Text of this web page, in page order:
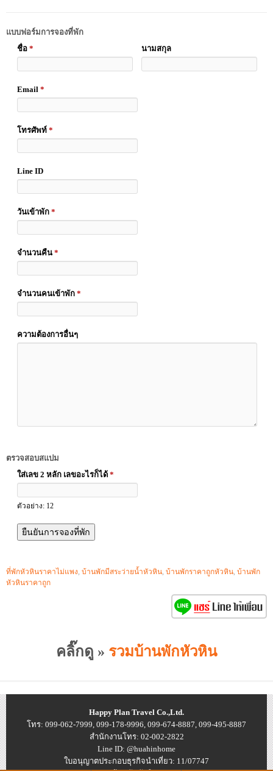
แบบฟอร์มการจองที่พัก
ชื่อ * นามสกุล
Email *
โทรศัพท์ *
Line ID
วันเข้าพัก *
จำนวนคืน *
จำนวนคนเข้าพัก *
ความต้องการอื่นๆ
ตรวจสอบสแปม
ใส่เลข 2 หลัก เลขอะไรก็ได้ *
ตัวอย่าง: 12
ที่พักหัวหินราคาไม่แพง, บ้านพักมีสระว่ายน้ำหัวหิน, บ้านพักราคาถูกหัวหิน, บ้านพัก
หัวหินราคาถูก
คลิ๊กดู » รวมบ้านพักหัวหิน
Happy Plan Travel Co.,Ltd.
โทร: 099-062-7999, 099-178-9996, 099-674-8887, 099-495-8887
สำนักงานโทร: 02-002-2822
Line ID: @huahinhome
ใบอนุญาตประกอบธุรกิจนำเที่ยว: 11/07747